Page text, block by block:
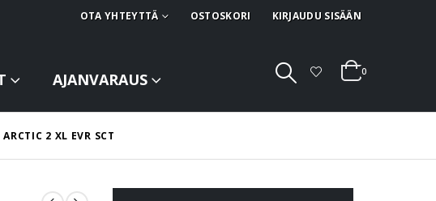
OTA YHTEYTTÄ OSTOSKORI KIRJAUDU SISÄÄN
AJANVARAUS 0
2 XL EVR SCT